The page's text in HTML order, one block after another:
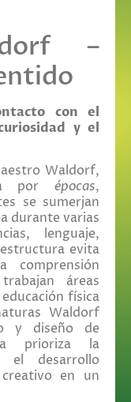
–
con el
y el
Waldorf,
por épocas,
se sumerjan
durante varias
lenguaje,
evita
comprensión
áreas
física
Waldorf
y diseño de
prioriza la
el desarrollo
en un